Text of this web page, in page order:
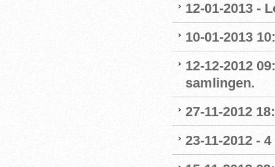
12-01-2013 -
10-01-2013
12-12-2012
samlingen.
27-11-2012
23-11-2012 -